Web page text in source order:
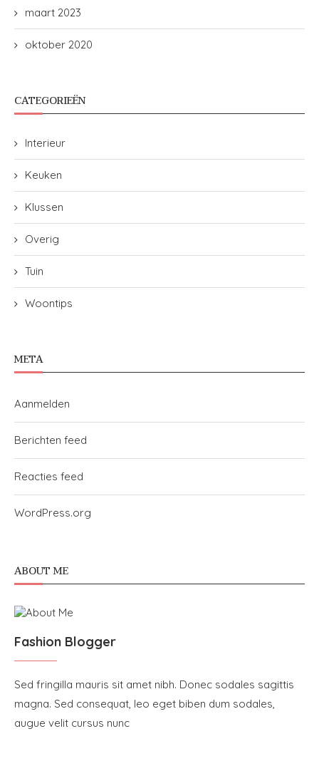
maart 2023
oktober 2020
CATEGORIEËN
Interieur
Keuken
Klussen
Overig
Tuin
Woontips
META
Aanmelden
Berichten feed
Reacties feed
WordPress.org
ABOUT ME
Fashion Blogger
Sed fringilla mauris sit amet nibh. Donec sodales sagittis
magna. Sed consequat, leo eget biben dum sodales,
augue velit cursus nunc